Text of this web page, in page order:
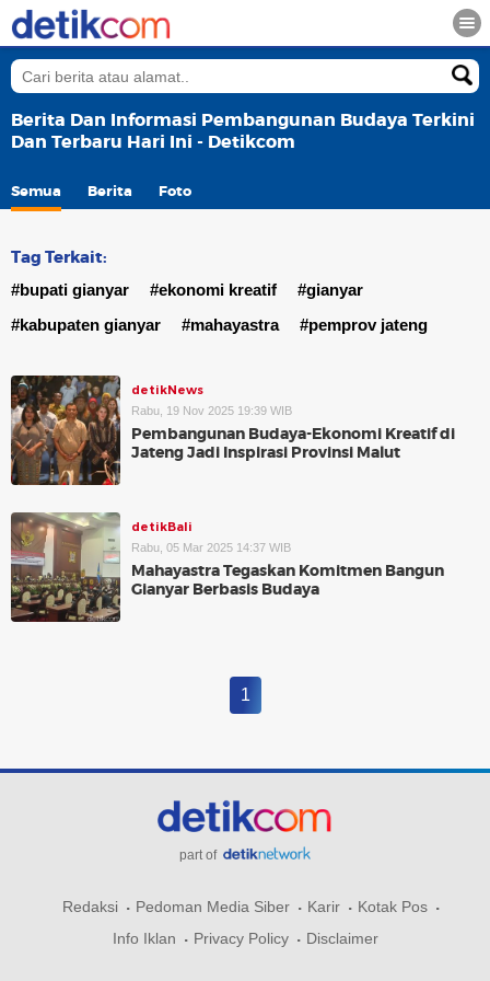
Berita Dan Informasi Pembangunan Budaya Terkini
Dan Terbaru Hari Ini - Detikcom
Semua Berita Foto
Tag Terkait:
#bupati gianyar #ekonomi kreatif
#gianyar
#kabupaten gianyar
#mahayastra #pemprov jateng
detikNews
Rabu, 19 Nov 2025 19:39 WIB
Pembangunan Budaya-Ekonomi Kreatif di
Jateng Jadi Inspirasi Provinsi Malut
detikBali
Rabu, 05 Mar 2025 14:37 WIB
Mahayastra Tegaskan Komitmen Bangun
Gianyar Berbasis Budaya
1
part of
Redaksi Pedoman Media Siber Karir
Kotak Pos
Info Iklan
Privacy Policy Disclaimer